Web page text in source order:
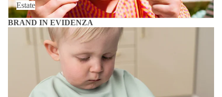
Estate
BRAND IN EVIDENZA